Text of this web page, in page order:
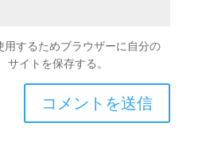
用するためブラウザーに自分の
サイトを保存する。